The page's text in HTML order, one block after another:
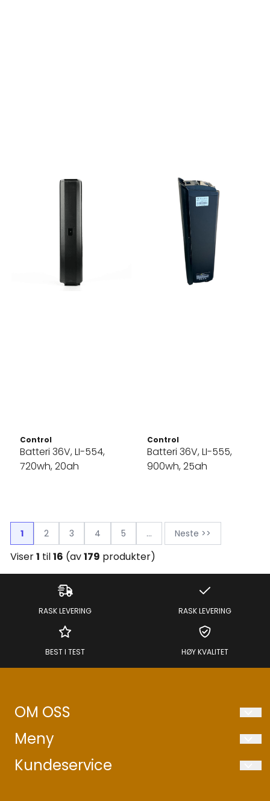
Control
Batteri 36V, LI-554,
720wh, 20ah
Control
Batteri 36V, LI-555,
900wh, 25ah
1 2 3 4 5 ... Neste >>
Viser1 til16 (av179 produkter)
RASK LEVERING RASK LEVERING
BEST I TEST HØY KVALITET
OM OSS
Sport Invest AS
Meny
REKLAMASJON
Kundeservice